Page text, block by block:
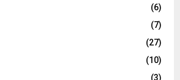
(6)
(7)
(27)
(10)
(3)